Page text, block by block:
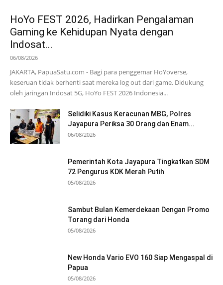
HoYo FEST 2026, Hadirkan Pengalaman
Gaming ke Kehidupan Nyata dengan
Indosat...
06/08/2026
JAKARTA, PapuaSatu.com - Bagi para penggemar HoYoverse,
keseruan tidak berhenti saat mereka log out dari game. Didukung
oleh jaringan Indosat 5G, HoYo FEST 2026 Indonesia...
Selidiki Kasus Keracunan MBG, Polres
Jayapura Periksa 30 Orang dan Enam...
06/08/2026
Pemerintah Kota Jayapura Tingkatkan SDM
72 Pengurus KDK Merah Putih
05/08/2026
Sambut Bulan Kemerdekaan Dengan Promo
Torang dari Honda
05/08/2026
New Honda Vario EVO 160 Siap Mengaspal di
Papua
05/08/2026